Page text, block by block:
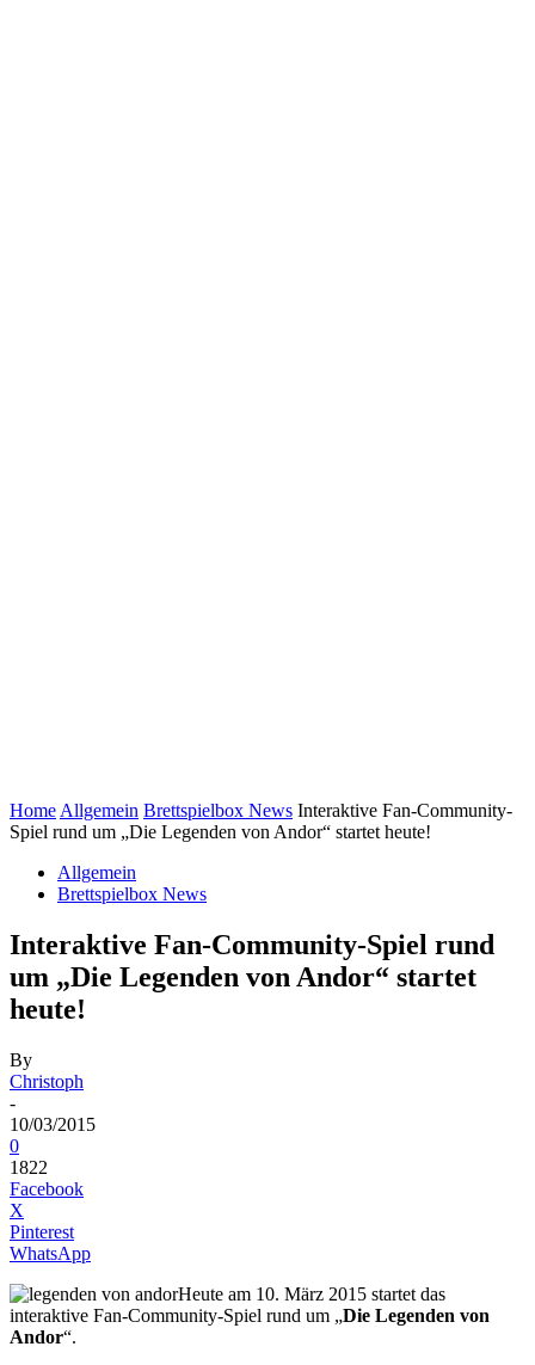
Home Allgemein Brettspielbox News Interaktive Fan-Community-
Spiel rund um „Die Legenden von Andor“ startet heute!
Allgemein
Brettspielbox News
Interaktive Fan-Community-Spiel rund
um „Die Legenden von Andor“ startet
heute!
By
Christoph
-
10/03/2015
0
1822
Facebook
X
Pinterest
WhatsApp
Heute am 10. März 2015 startet das
interaktive Fan-Community-Spiel rund um „Die Legenden von
Andor“.